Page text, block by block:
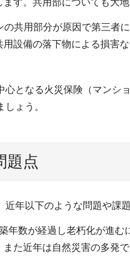
共用部分が原因で第三者
設備の落下物による損害
心となる火災保険（マンシ
ょう。
題点
年以下のような問題や課
年数が経過し老朽化が進
た近年は自然災害の多発